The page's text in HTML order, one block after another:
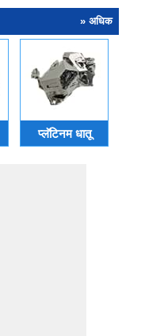
» अधिक
प्लॅटिनम धातू